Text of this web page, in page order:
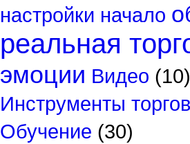
настройки начало
реальная
эмоции Видео (10)
Инструменты
Обучение (30)